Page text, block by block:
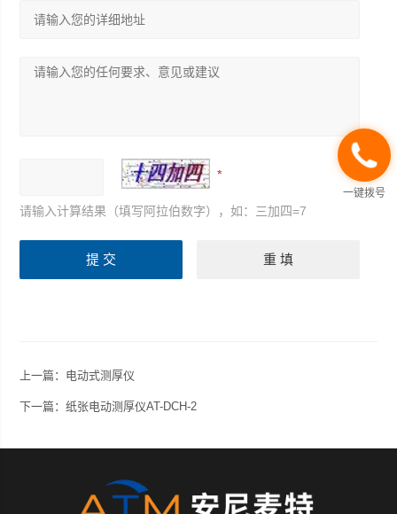
请输入计算结果（填写阿拉伯数字），如：三加四=7
上一篇： 电动式测厚仪
下一篇：纸张电动测厚仪AT-DCH-2
一键拨号